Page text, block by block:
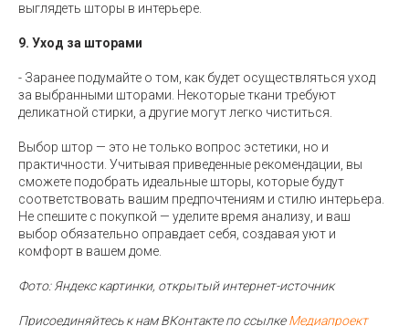
выглядеть шторы в интерьере.
9. Уход за шторами
- Заранее подумайте о том, как будет осуществляться уход
за выбранными шторами. Некоторые ткани требуют
деликатной стирки, а другие могут легко чиститься.
Выбор штор — это не только вопрос эстетики, но и
практичности. Учитывая приведенные рекомендации, вы
сможете подобрать идеальные шторы, которые будут
соответствовать вашим предпочтениям и стилю интерьера.
Не спешите с покупкой — уделите время анализу, и ваш
выбор обязательно оправдает себя, создавая уют и
комфорт в вашем доме.
Фото: Яндекс картинки, открытый интернет-источник
Присоединяйтесь к нам ВКонтакте по ссылкеМедиапроект